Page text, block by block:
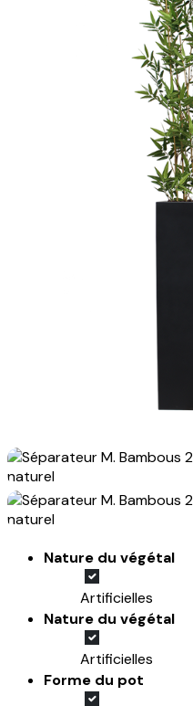
Nature du végétal
Artificielles
Nature du végétal
Artificielles
Forme du pot